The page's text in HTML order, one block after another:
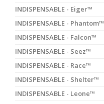
INDISPENSABLE - Eiger™
INDISPENSABLE - Phantom™
INDISPENSABLE - Falcon™
INDISPENSABLE - Seez™
INDISPENSABLE - Race™
INDISPENSABLE - Shelter™
INDISPENSABLE - Leone™